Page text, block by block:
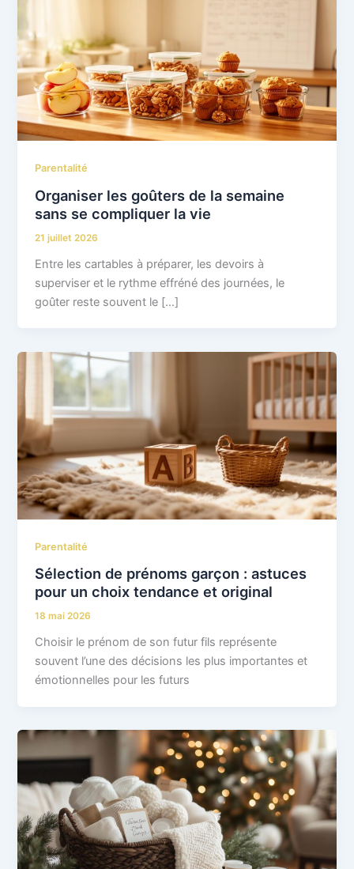
Parentalité
Organiser les goûters de la semaine
sans se compliquer la vie
21 juillet 2026
Entre les cartables à préparer, les devoirs à
superviser et le rythme effréné des journées, le
goûter reste souvent le […]
Parentalité
Sélection de prénoms garçon : astuces
pour un choix tendance et original
18 mai 2026
Choisir le prénom de son futur fils représente
souvent l’une des décisions les plus importantes et
émotionnelles pour les futurs